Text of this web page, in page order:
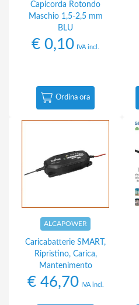
Capicorda Rotondo
Maschio 1,5-2,5 mm
BLU
€ 0,10 IVA incl.
Ordina ora
ALCAPOWER
Caricabatterie SMART,
Ripristino, Carica,
Mantenimento
€46,70 IVA incl.